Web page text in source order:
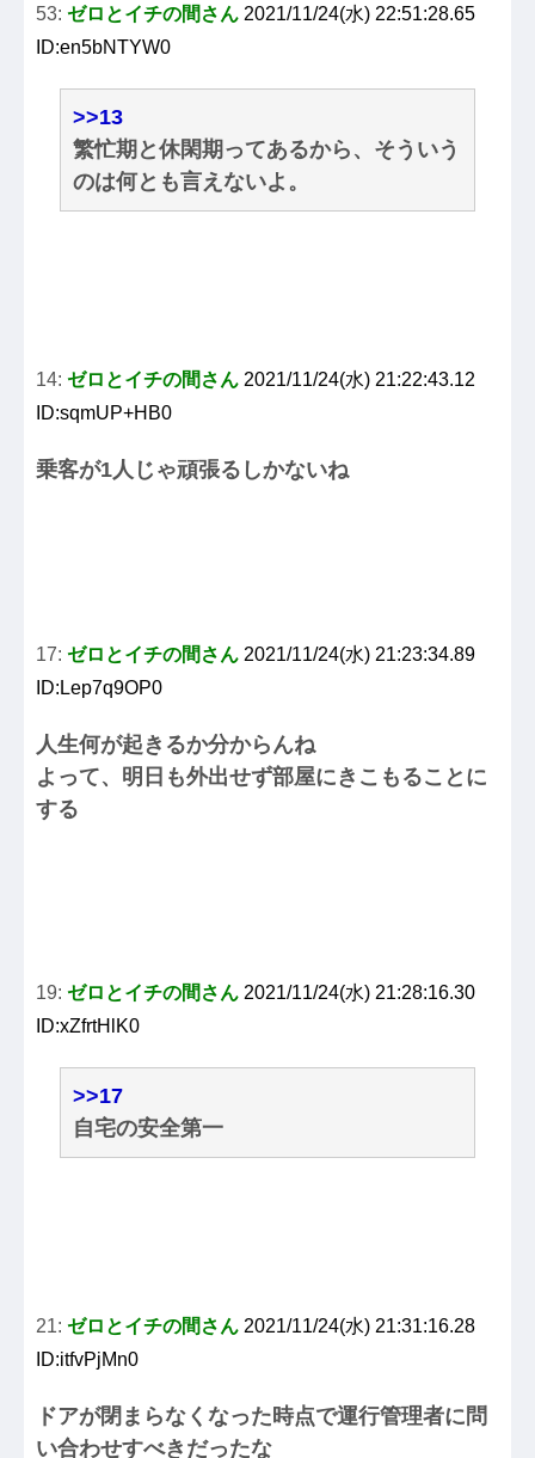
53: ゼロとイチの間さん 2021/11/24(水) 22:51:28.65
ID:en5bNTYW0
>>13
繁忙期と休閑期ってあるから、そういう
のは何とも言えないよ。
14: ゼロとイチの間さん 2021/11/24(水) 21:22:43.12
ID:sqmUP+HB0
乗客が1人じゃ頑張るしかないね
17: ゼロとイチの間さん 2021/11/24(水) 21:23:34.89
ID:Lep7q9OP0
人生何が起きるか分からんね
よって、明日も外出せず部屋にきこもることに
する
19: ゼロとイチの間さん 2021/11/24(水) 21:28:16.30
ID:xZfrtHlK0
>>17
自宅の安全第一
21: ゼロとイチの間さん 2021/11/24(水) 21:31:16.28
ID:itfvPjMn0
ドアが閉まらなくなった時点で運行管理者に問
い合わせすべきだったな